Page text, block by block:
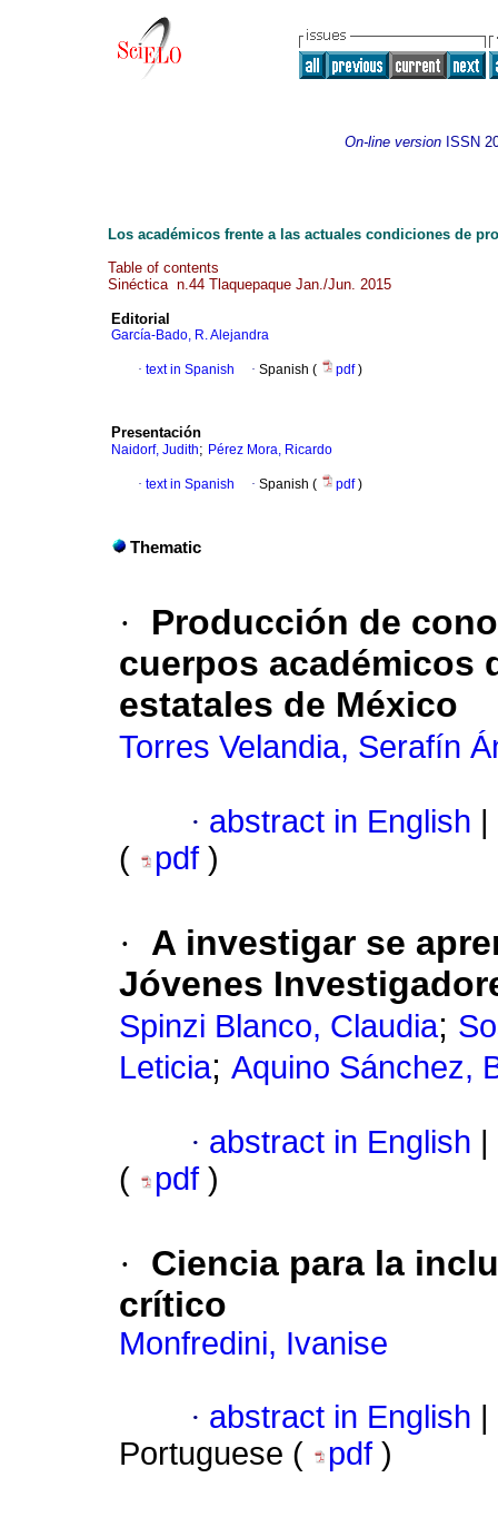
On-line version ISSN
Los académicos frente a las actuales condiciones de
Table of contents
Sinéctica n.44 Tlaquepaque Jan./Jun. 2015
Editorial
García-Bado, R. Alejandra
· text in Spanish · Spanish ( pdf)
Presentación
Naidorf, Judith; Pérez Mora, Ricardo
· text in Spanish · Spanish ( pdf)
Thematic
·
Producción de
cuerpos académicos
estatales de México
Torres Velandia, Serafín
· abstract in English
(
pdf )
·
A investigar se
Jóvenes
Spinzi Blanco, Claudia;
Leticia; Aquino Sánchez,
· abstract in English
(
pdf )
·
Ciencia para la
crítico
Monfredini, Ivanise
· abstract in English
Portuguese (
pdf )